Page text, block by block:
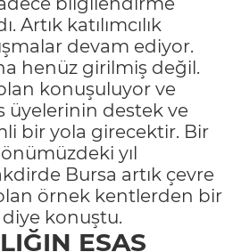
Artık katılımcılık
devam ediyor.
henüz girilmiş değil.
konuşuluyor ve
üyelerinin destek ve
bir yola girecektir. Bir
yıl
Bursa artık çevre
örnek kentlerden bir
diye konuştu.
ESAS